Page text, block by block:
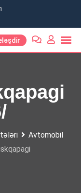
Avtomobil